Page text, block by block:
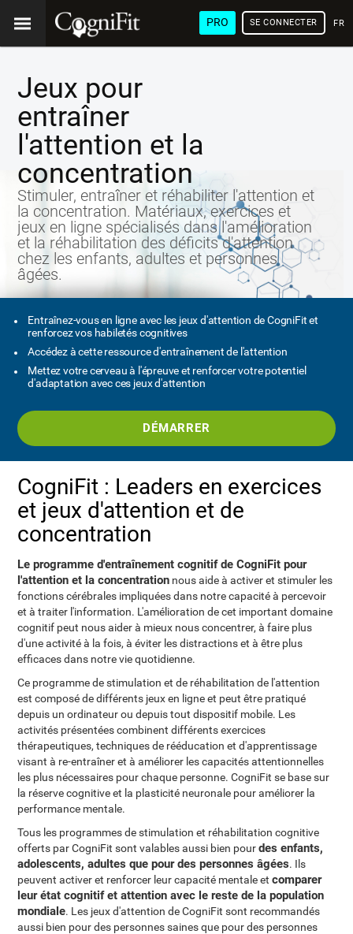
PRO SE CONNECTER
Jeux pour
entraîner
l'attention et la
concentration
Stimuler, entraîner et réhabiliter l'attention et
la concentration. Matériaux, exercices et
jeux en ligne spécialisés dans l'amélioration
et la réhabilitation des déficits d'attention
chez les enfants, adultes et personnes
âgées.
Entraînez-vous en ligne avec les jeux d'attention de CogniFit et
renforcez vos habiletés cognitives
Accédez à cette ressource d'entraînement de l'attention
Mettez votre cerveau à l'épreuve et renforcer votre potentiel
d'adaptation avec ces jeux d'attention
DÉMARRER
CogniFit : Leaders en exercices
et jeux d'attention et de
concentration
Le programme d'entraînement cognitif de CogniFit pour
l'attention et la concentration nous aide à activer et stimuler les
fonctions cérébrales impliquées dans notre capacité à percevoir
et à traiter l'information. L'amélioration de cet important domaine
cognitif peut nous aider à mieux nous concentrer, à faire plus
d'une activité à la fois, à éviter les distractions et à être plus
efficaces dans notre vie quotidienne.
Ce programme de stimulation et de réhabilitation de l'attention
est composé de différents jeux en ligne et peut être pratiqué
depuis un ordinateur ou depuis tout dispositif mobile. Les
activités présentées combinent différents exercices
thérapeutiques, techniques de rééducation et d'apprentissage
visant à re-entraîner et à améliorer les capacités attentionnelles
les plus nécessaires pour chaque personne. CogniFit se base sur
la réserve cognitive et la plasticité neuronale pour améliorer la
performance mentale.
Tous les programmes de stimulation et réhabilitation cognitive
offerts par CogniFit sont valables aussi bien pourdes enfants,
adolescents, adultes que pour des personnes âgées. Ils
peuvent activer et renforcer leur capacité mentale etcomparer
leur état cognitif et attention avec le reste de la population
mondiale. Les jeux d'attention de CogniFit sont recommandés
aussi bien pour des personnes saines que pour des personnes